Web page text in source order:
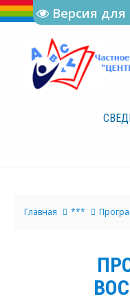
Версия
Главная ***